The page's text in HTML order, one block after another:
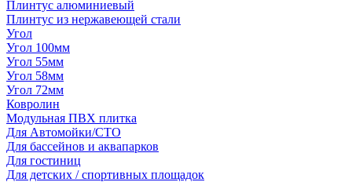
Плинтус алюминиевый
Плинтус из нержавеющей стали
Угол
Угол 100мм
Угол 55мм
Угол 58мм
Угол 72мм
Ковролин
Модульная ПВХ плитка
Для Автомойки/СТО
Для бассейнов и аквапарков
Для гостиниц
Для детских / спортивных площадок